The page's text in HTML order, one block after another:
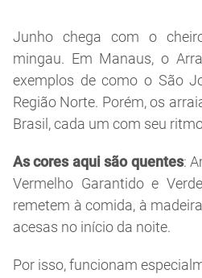
Junho chega com o
mingau. Em Manaus, o
exemplos de como o São
Região Norte. Porém, os
Brasil, cada um com seu
As cores aqui são quentes:
Vermelho Garantido e
remetem à comida, à
acesas no início da noite.
Por isso, funcionam